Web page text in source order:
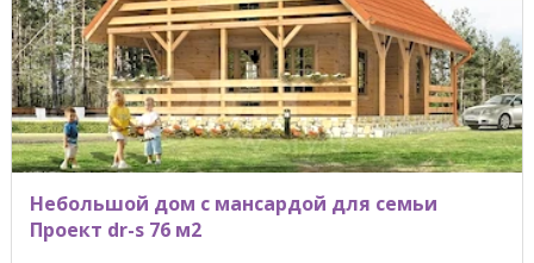
Небольшой дом с мансардой для семьи
Проект dr-s 76 м2